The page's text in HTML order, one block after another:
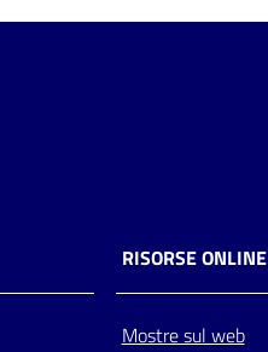
RISORSE ONLINE
Mostre sul web